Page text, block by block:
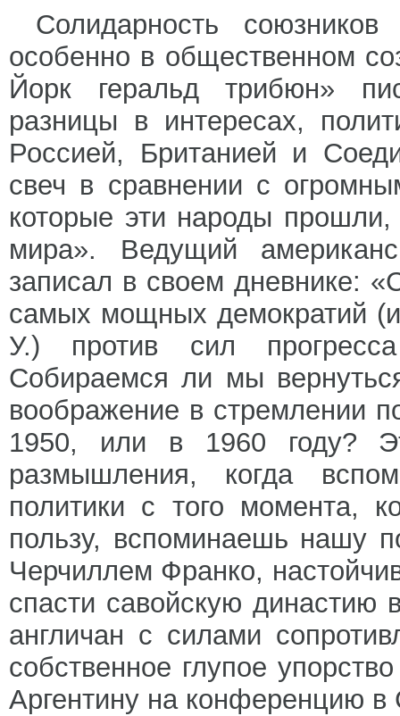
Солидарность
особенно в общественном
Йорк геральд трибюн»
разницы в интересах,
Россией, Британией и
свеч в сравнении с
которые эти народы прошли,
мира». Ведущий
записал в своем дневнике:
самых мощных демократий
У.) против сил
Собираемся ли мы
воображение в стремлении
1950, или в 1960 году?
размышления, когда
политики с того момента,
пользу, вспоминаешь нашу
Черчиллем Франко,
спасти савойскую
англичан с силами
собственное глупое
Аргентину на конференцию